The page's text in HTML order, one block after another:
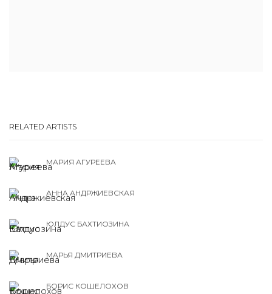
RELATED ARTISTS
МАРИЯ АГУРЕЕВА
АННА АНДРЖИЕВСКАЯ
ЮЛДУС БАХТИОЗИНА
МАРЬЯ ДМИТРИЕВА
БОРИС КОШЕЛОХОВ